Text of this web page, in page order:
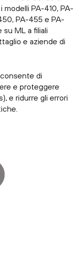
PA-410, PA-
PA-455 e PA-
ML a filiali
e aziende di
di
e proteggere
e ridurre gli errori